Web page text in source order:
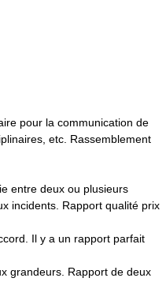
pour la communication de
etc. Rassemblement
entre deux ou plusieurs
incidents. Rapport qualité prix
Il y a un rapport parfait
grandeurs. Rapport de deux